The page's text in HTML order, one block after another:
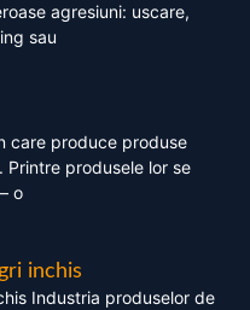
agresiuni: uscare,
sau
care produce produse
Printre produsele lor se
o
inchis
Industria produselor de